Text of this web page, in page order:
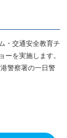
・交通安全教育チ
を実施します。
警察署の一日警